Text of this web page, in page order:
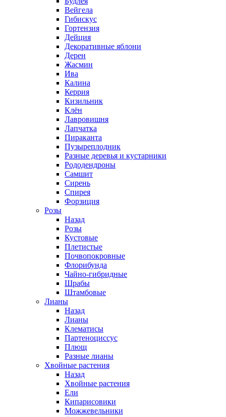
Вейгела
Гибискус
Гортензия
Дейция
Декоративные яблони
Дерен
Жасмин
Ива
Калина
Керрия
Кизильник
Клён
Лавровишня
Лапчатка
Пираканта
Пузыреплодник
Разные деревья и кустарники
Рододендроны
Самшит
Сирень
Спирея
Форзиция
Розы
Назад
Розы
Кустовые
Плетистые
Почвопокровные
Флорибунда
Чайно-гибридные
Шрабы
Штамбовые
Лианы
Назад
Лианы
Клематисы
Партеноциссус
Плющ
Разные лианы
Хвойные растения
Назад
Хвойные растения
Ели
Кипарисовики
Можжевельники